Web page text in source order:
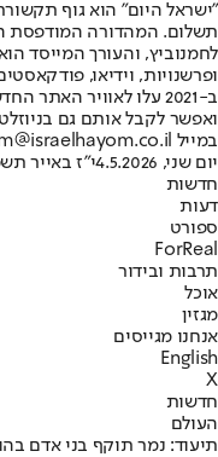
"ישראל היום" הוא גוף
ופרשנויות, וידיאו,
ב-2021 עלו לאוויר
ואפשר לקבל אותם גם
במייל hayom@israelhayom.co.il.
יום שני, 4.5.2026
י"ז באייר
חדשות
דעות
ספורט
ForReal
תרבות ובידור
אוכל
מגזין
אנחנו מגייסים
English
X
חדשות
העולם
תיעוד: נמר תוקף בני אדם